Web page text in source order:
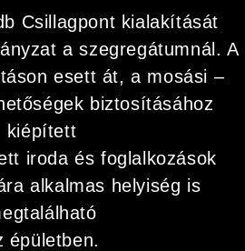
Csillagpont kialakítását
a szegregátumnál. A
esett át, a mosási –
biztosításához
kiépített
iroda és foglalkozások
alkalmas helyiség is
épületben.